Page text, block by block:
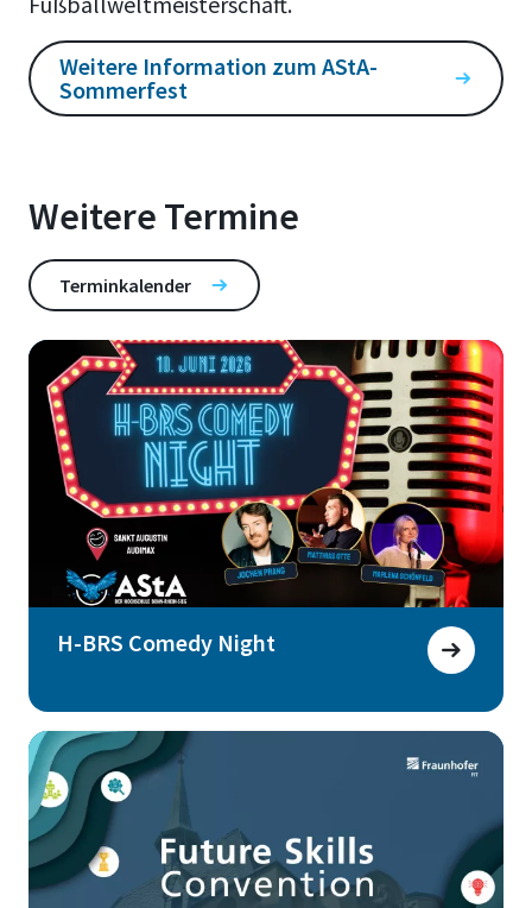
Weitere Information zum AStA-
Sommerfest
Weitere Termine
Terminkalender
H-BRS Comedy Night